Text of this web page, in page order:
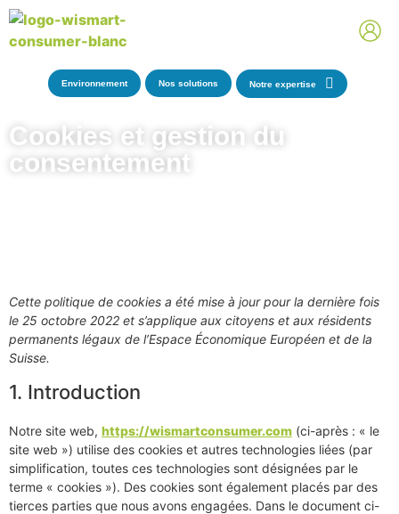
Environnement Nos solutions Notre expertise
Cookies et gestion du
consentement
Cette politique de cookies a été mise à jour pour la dernière fois
le 25 octobre 2022 et s’applique aux citoyens et aux résidents
permanents légaux de l’Espace Économique Européen et de la
Suisse.
1. Introduction
Notre site web, https://wismartconsumer.com (ci-après : « le
site web ») utilise des cookies et autres technologies liées (par
simplification, toutes ces technologies sont désignées par le
terme « cookies »). Des cookies sont également placés par des
tierces parties que nous avons engagées. Dans le document ci-